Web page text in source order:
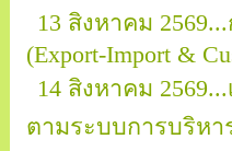
13 สิงหาคม
(Export-Import &
14 สิงหาคม
ตามระบบการบริหา